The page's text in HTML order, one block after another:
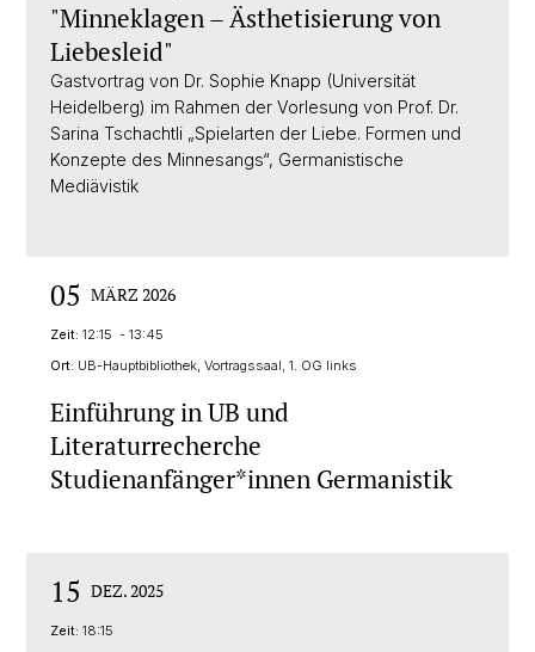
"Minneklagen – Ästhetisierung von
Liebesleid"
Gastvortrag von Dr. Sophie Knapp (Universität
Heidelberg) im Rahmen der Vorlesung von Prof. Dr.
Sarina Tschachtli „Spielarten der Liebe. Formen und
Konzepte des Minnesangs“, Germanistische
Mediävistik
05 MÄRZ 2026
Zeit: 12:15 - 13:45
Ort: UB-Hauptbibliothek, Vortragssaal, 1. OG links
Einführung in UB und
Literaturrecherche
Studienanfänger*innen Germanistik
15 DEZ. 2025
Zeit: 18:15